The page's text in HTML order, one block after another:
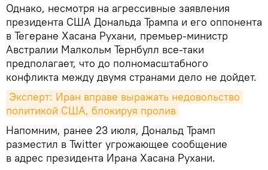
Однако, несмотря на агрессивные заявления
президента США Дональда Трампа и его оппонента
в Тегеране Хасана Рухани, премьер-министр
Австралии Малкольм Тернбулл все-таки
предполагает, что до полномасштабного
конфликта между двумя странами дело не дойдет.
Эксперт: Иран вправе выражать недовольство
политикой США, блокируя пролив
Напомним, ранее 23 июля, Дональд Трамп
разместил в Twitter угрожающее сообщение
в адрес президента Ирана Хасана Рухани.